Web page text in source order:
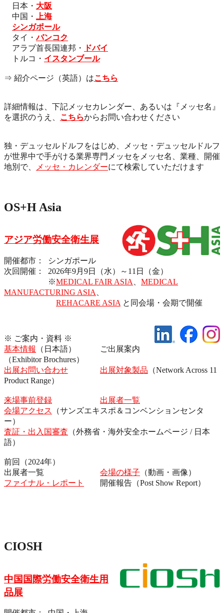
日本・ 大阪
中国・
上海
シンガポール
タイ・バンコク
アラブ首長国連邦・
ドバイ
トルコ・ イスタンブール
⇒ 紹介ページ（英語）はこちら
詳細情報は、下記メッセカレンダー、あるいは『メッセ名』
を選択のうえ、 こちらからお問い合わせください
独・デュッセルドルフをはじめ、メッセ・デュッセルドルフ
が世界中で手がける業界専門メッセをメッセ名、業種、開催
地別で、
メッセ・カレンダーにて検索していただけます
OS+H Asia
アジア労働安全衛生展
開催都市： シンガポール
次回開催： 2026年9月9日（水）～11日（金）
※MEDICAL FAIR ASIA
MEDICAL
MANUFACTURING ASIA
REHACARE ASIA と同会場・会期で開催
※ ご案内・資料 ※
基本情報
（日本語） ご出展案内
（Exhibitor Brochures）
出展お問い合わせ
出展対象製品 （Network Across 11
Product Range）
来場事前登録
出展者一覧
会場アクセス
（サンズエキスポ＆コンベンションセンタ
ー）
査証・出入国審査 （外務省・海外安全ホームページ / 日本
語）
前回（2024年）
出展者一覧 会場の様子 （動画・画像）
ファイナル・レポート
開催報告（Post Show Report）
CIOSH
中国国際労働安全衛生用
品展